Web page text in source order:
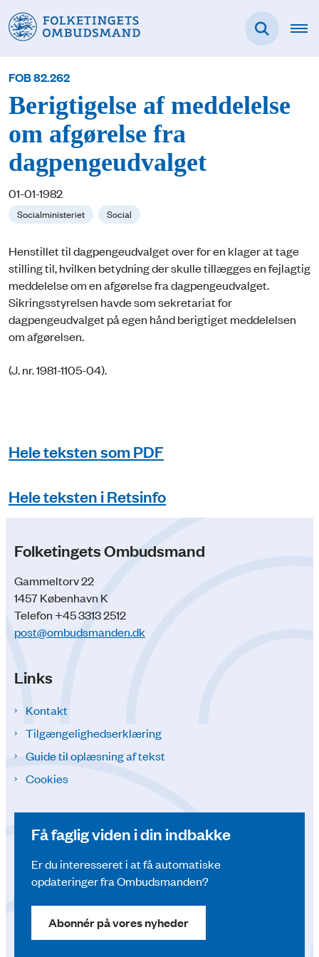
FOB 82.262
Berigtigelse af meddelelse
om afgørelse fra
dagpengeudvalget
01-01-1982
Socialministeriet Social
Henstillet til dagpengeudvalget over for en klager at tage
stilling til, hvilken betydning der skulle tillægges en fejlagtig
meddelelse om en afgørelse fra dagpengeudvalget.
Sikringsstyrelsen havde som sekretariat for
dagpengeudvalget på egen hånd berigtiget meddelelsen
om afgørelsen.
(J. nr. 1981-1105-04).
Hele teksten som PDF
Hele teksten i Retsinfo
Folketingets Ombudsmand
Gammeltorv 22
1457 København K
Telefon +45 3313 2512
post@ombudsmanden.dk
Links
Kontakt
Tilgængelighedserklæring
Guide til oplæsning af tekst
Cookies
Få faglig viden i din indbakke
Er du interesseret i at få automatiske
opdateringer fra Ombudsmanden?
Abonnér på vores nyheder